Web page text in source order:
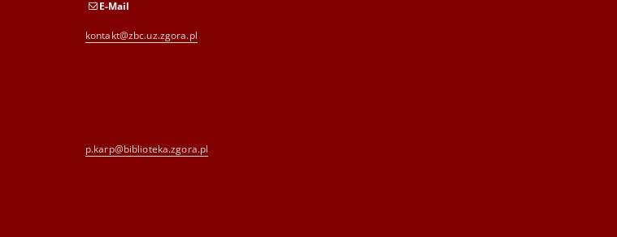
E-Mail
kontakt@zbc.uz.zgora.pl
p.karp@biblioteka.zgora.pl